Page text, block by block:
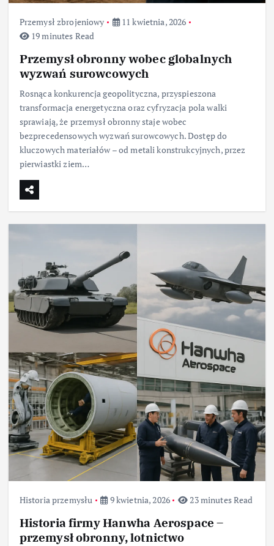
Przemysł zbrojeniowy
11 kwietnia, 2026
19 minutes Read
Przemysł obronny wobec globalnych
wyzwań surowcowych
Rosnąca konkurencja geopolityczna, przyspieszona
transformacja energetyczna oraz cyfryzacja pola walki
sprawiają, że przemysł obronny staje wobec
bezprecedensowych wyzwań surowcowych. Dostęp do
kluczowych materiałów – od metali konstrukcyjnych, przez
pierwiastki ziem…
Historia przemysłu 9 kwietnia, 2026 23 minutes Read
Historia firmy Hanwha Aerospace –
przemysł obronny, lotnictwo